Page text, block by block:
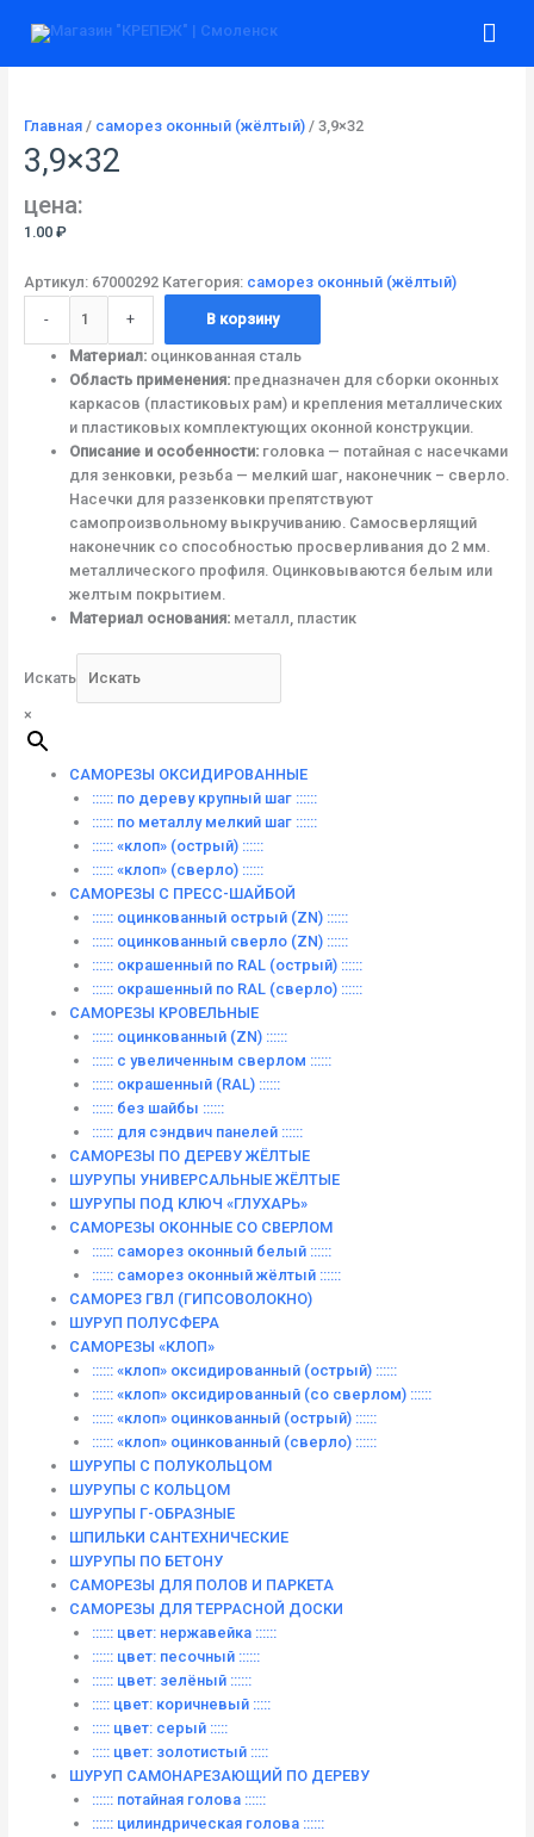
Главная/ саморез оконный (жёлтый)/ 3,9×32
3,9×32
цена:
1.00 ₽
Артикул: 67000292 Категория: саморез оконный (жёлтый)
-
товара
+ В корзину
Материал: оцинкованная сталь
Область применения: предназначен для сборки оконных
каркасов (пластиковых рам) и крепления металлических
и пластиковых комплектующих оконной конструкции.
Описание и особенности: головка — потайная с насечками
для зенковки, резьба — мелкий шаг, наконечник – сверло.
Насечки для раззенковки препятствуют
самопроизвольному выкручиванию. Самосверлящий
наконечник со способностью просверливания до 2 мм.
металлического профиля. Оцинковываются белым или
желтым покрытием.
Материал основания: металл, пластик
Искать
×
САМОРЕЗЫ ОКСИДИРОВАННЫЕ
:::::: по дереву крупный шаг ::::::
:::::: по металлу мелкий шаг ::::::
:::::: «клоп» (острый) ::::::
:::::: «клоп» (сверло) ::::::
САМОРЕЗЫ С ПРЕСС-ШАЙБОЙ
:::::: оцинкованный острый (ZN) ::::::
:::::: оцинкованный сверло (ZN) ::::::
:::::: окрашенный по RAL (острый) ::::::
:::::: окрашенный по RAL (сверло) ::::::
САМОРЕЗЫ КРОВЕЛЬНЫЕ
:::::: оцинкованный (ZN) ::::::
:::::: с увеличенным сверлом ::::::
:::::: окрашенный (RAL) ::::::
:::::: без шайбы ::::::
:::::: для сэндвич панелей ::::::
САМОРЕЗЫ ПО ДЕРЕВУ ЖЁЛТЫЕ
ШУРУПЫ УНИВЕРСАЛЬНЫЕ ЖЁЛТЫЕ
ШУРУПЫ ПОД КЛЮЧ «ГЛУХАРЬ»
САМОРЕЗЫ ОКОННЫЕ СО СВЕРЛОМ
:::::: саморез оконный белый ::::::
:::::: саморез оконный жёлтый ::::::
САМОРЕЗ ГВЛ (ГИПСОВОЛОКНО)
ШУРУП ПОЛУСФЕРА
САМОРЕЗЫ «КЛОП»
:::::: «клоп» оксидированный (острый) ::::::
:::::: «клоп» оксидированный (со сверлом) ::::::
:::::: «клоп» оцинкованный (острый) ::::::
:::::: «клоп» оцинкованный (сверло) ::::::
ШУРУПЫ С ПОЛУКОЛЬЦОМ
ШУРУПЫ С КОЛЬЦОМ
ШУРУПЫ Г-ОБРАЗНЫЕ
ШПИЛЬКИ САНТЕХНИЧЕСКИЕ
ШУРУПЫ ПО БЕТОНУ
САМОРЕЗЫ ДЛЯ ПОЛОВ И ПАРКЕТА
САМОРЕЗЫ ДЛЯ ТЕРРАСНОЙ ДОСКИ
:::::: цвет: нержавейка ::::::
:::::: цвет: песочный ::::::
:::::: цвет: зелёный ::::::
::::: цвет: коричневый :::::
::::: цвет: серый :::::
::::: цвет: золотистый :::::
ШУРУП САМОНАРЕЗАЮЩИЙ ПО ДЕРЕВУ
:::::: потайная голова ::::::
:::::: цилиндрическая голова ::::::